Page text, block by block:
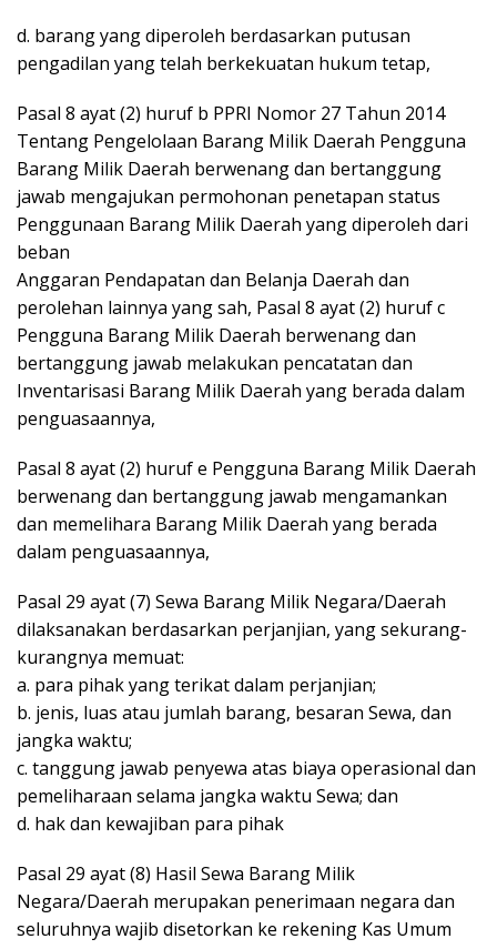
d. barang yang diperoleh berdasarkan putusan
pengadilan yang telah berkekuatan hukum tetap,
Pasal 8 ayat (2) huruf b PPRI Nomor 27 Tahun 2014
Tentang Pengelolaan Barang Milik Daerah Pengguna
Barang Milik Daerah berwenang dan bertanggung
jawab mengajukan permohonan penetapan status
Penggunaan Barang Milik Daerah yang diperoleh dari
beban
Anggaran Pendapatan dan Belanja Daerah dan
perolehan lainnya yang sah, Pasal 8 ayat (2) huruf c
Pengguna Barang Milik Daerah berwenang dan
bertanggung jawab melakukan pencatatan dan
Inventarisasi Barang Milik Daerah yang berada dalam
penguasaannya,
Pasal 8 ayat (2) huruf e Pengguna Barang Milik Daerah
berwenang dan bertanggung jawab mengamankan
dan memelihara Barang Milik Daerah yang berada
dalam penguasaannya,
Pasal 29 ayat (7) Sewa Barang Milik Negara/Daerah
dilaksanakan berdasarkan perjanjian, yang sekurang-
kurangnya memuat:
a. para pihak yang terikat dalam perjanjian;
b. jenis, luas atau jumlah barang, besaran Sewa, dan
jangka waktu;
c. tanggung jawab penyewa atas biaya operasional dan
pemeliharaan selama jangka waktu Sewa; dan
d. hak dan kewajiban para pihak
Pasal 29 ayat (8) Hasil Sewa Barang Milik
Negara/Daerah merupakan penerimaan negara dan
seluruhnya wajib disetorkan ke rekening Kas Umum